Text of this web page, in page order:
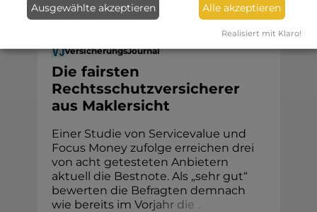
Komposit
VersicherungsJournal
Die fairsten
Rechtsschutzversicherer
aus Maklersicht
Einer Studie von Servicevalue und
Focus Money zufolge erreichen drei
von acht getesteten Anbietern
aktuell die Bestnote. Als „sehr gut“
bewerten die Befragten demnach
wie bereits im Vorjahr die
Ausgewählte akzeptieren Alle akzeptieren
Realisiert mit Klaro!